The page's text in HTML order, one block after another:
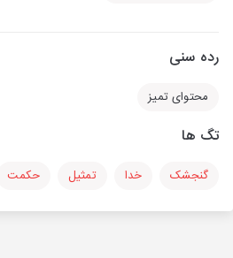
رده سنی
محتوای تمیز
تگ ها
گنجشک خدا تمثیل حکمت